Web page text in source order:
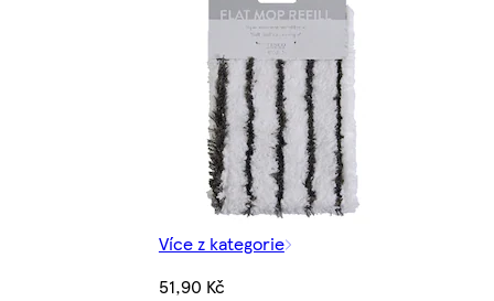
Více z kategorie
51,90 Kč